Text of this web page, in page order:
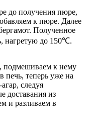
до получения пюре,
к пюре. Далее
Полученное
нагретую до 150℃.
подмешиваем к нему
печь, теперь уже на
следуя
доставания из
и разливаем в